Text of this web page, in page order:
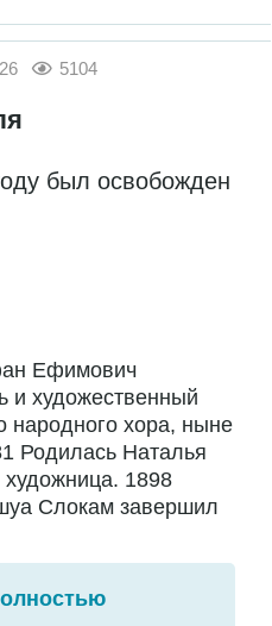
5104
был освобожден
Ефимович
и художественный
народного хора, ныне
Родилась Наталья
1898
Слокам завершил